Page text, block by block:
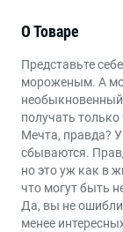
Возраст
Книги
Жанры
О Товаре
Представьте
мороженым. А
получать
Мечта, правда?
сбываются.
но это уж как в
что могут быть
Да, вы не
менее